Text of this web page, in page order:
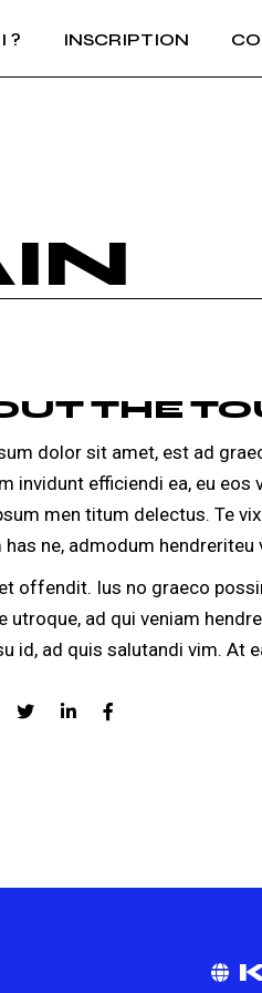
? INSCRIPTION
THE
dolor sit amet, est ad
invidunt efficiendi ea, eu eos
men titum delectus. Te
has ne, admodum hendreriteu
offendit. Ius no graeco
utroque, ad qui veniam
id, ad quis salutandi vim. At